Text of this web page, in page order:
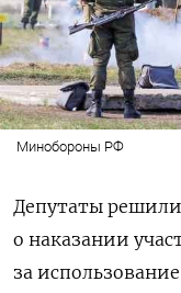
Минобороны РФ
Депутаты решили
о наказании
за